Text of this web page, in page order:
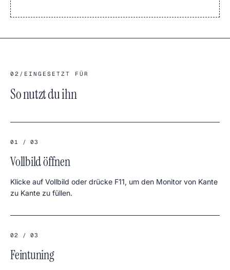
02 / EINGESETZT FÜR
So nutzt du ihn
01 / 03
Vollbild öffnen
Klicke auf Vollbild oder drücke F11, um den Monitor von Kante
zu Kante zu füllen.
02 / 03
Feintuning